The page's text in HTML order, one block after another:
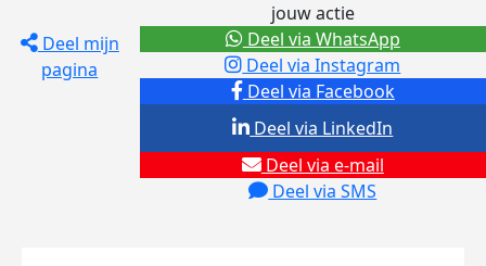
Deel mijn
pagina
jouw actie
Deel via Facebook
Deel via Instagram
Deel via e-mail
Deel via SMS
Deel via LinkedIn
Deel via WhatsApp